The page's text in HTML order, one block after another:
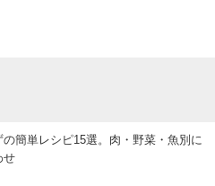
簡単レシピ15選。肉・野菜・魚別に
せ